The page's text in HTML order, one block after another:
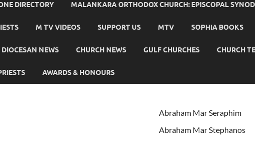
DIRECTORY MALANKARA ORTHODOX CHURCH: EPISCOPAL
M TV VIDEOS SUPPORT US MTV SOPHIA BOOKS
DIOCESAN NEWS CHURCH NEWS GULF CHURCHES CHURCH
AWARDS & HONOURS
Abraham Mar Seraphim
Abraham Mar Stephanos